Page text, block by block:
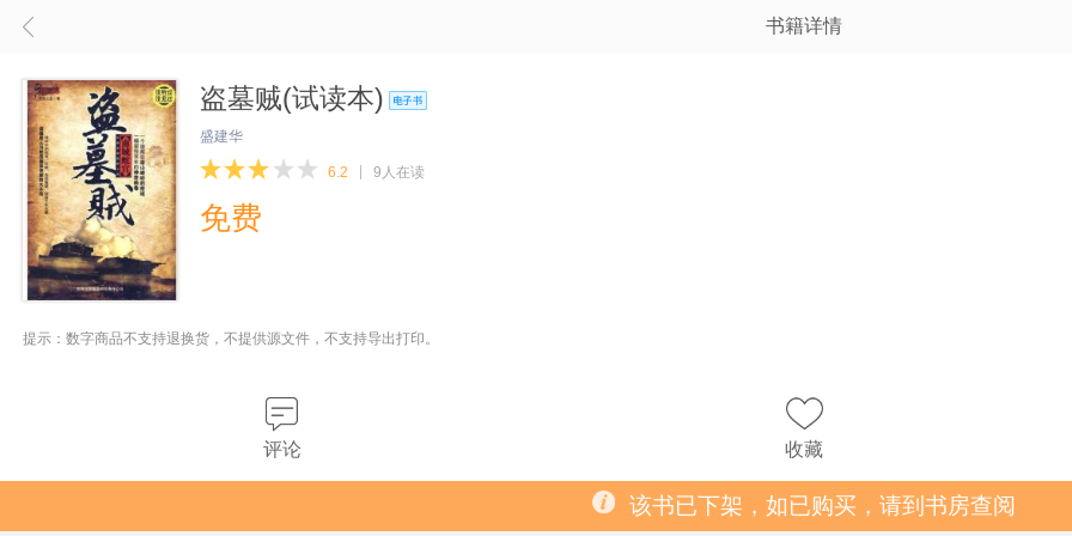
书籍详情
盗墓贼(试读本)
盛建华
6.2 9人在读
免费
提示：数字商品不支持退换货，不提供源文件，不支持导出打印。
评论 收藏
该书已下架，如已购买，请到书房查阅